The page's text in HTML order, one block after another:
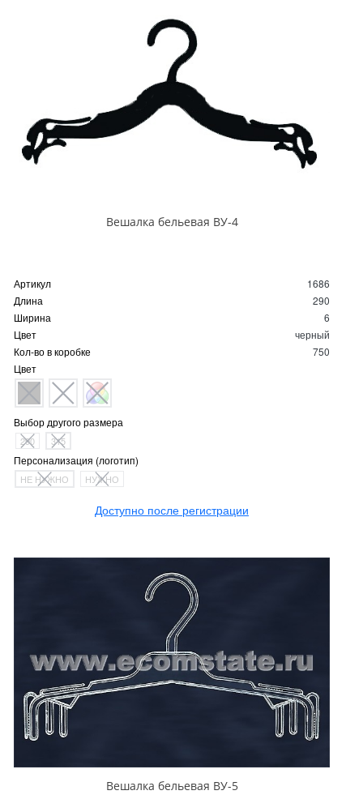
Вешалка бельевая ВУ-4
Артикул
1686
Длина
290
Ширина
6
Цвет
черный
Кол-во в коробке
750
Цвет
Выбор другого размера
290 315
Персонализация (логотип)
НЕ НУЖНО НУЖНО
Доступно после регистрации
Вешалка бельевая ВУ-5